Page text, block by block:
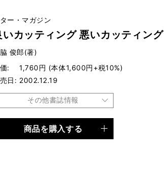
ー・マガジン
いカッティング 悪いカッティング
俊郎(著)
1,760円 (本体1,600円+税10%)
日
2002.12.19
その他書誌情報
ムック
商品を購入する